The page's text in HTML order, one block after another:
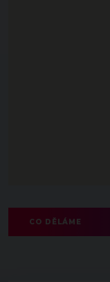
CO DĚLÁME